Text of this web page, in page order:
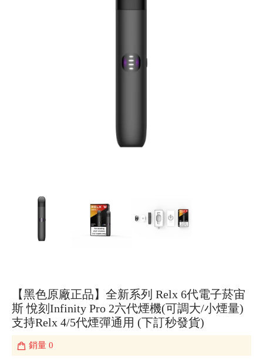
【黑色原廠正品】全新系列 Relx 6代電子菸宙
斯 悅刻Infinity Pro 2六代煙機(可調大/小煙量)
支持Relx 4/5代煙彈通用 (下訂秒發貨)
銷量 0